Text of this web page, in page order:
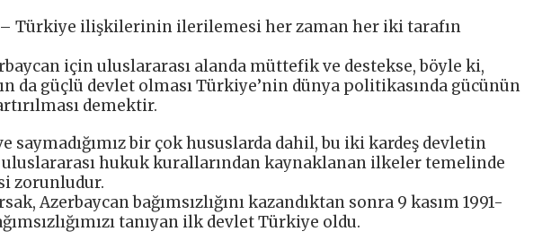
– Türkiye ilişkilerinin ilerilemesi her zaman her iki tarafın
için uluslararası alanda müttefik ve destekse, böyle ki,
da güçlü devlet olması Türkiye’nin dünya politikasında gücünün
demektir.
ve saymadığımız bir çok hususlarda dahil, bu iki kardeş devletin
hukuk kurallarından kaynaklanan ilkeler temelinde
zorunludur.
Azerbaycan bağımsızlığını kazandıktan sonra 9 kasım 1991-
tanıyan ilk devlet Türkiye oldu.